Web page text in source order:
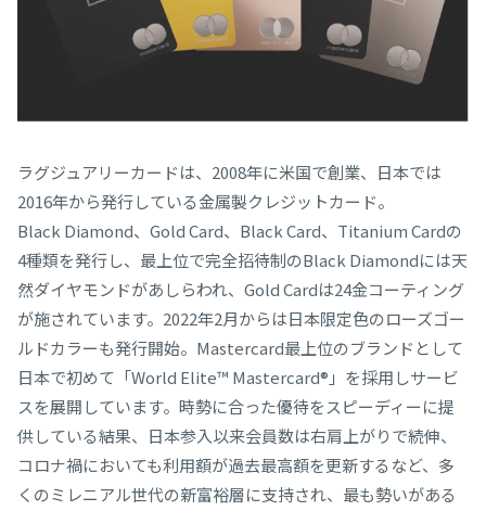
ラグジュアリーカードは、2008年に米国で創業、日本では
2016年から発行している金属製クレジットカード。
Black Diamond、Gold Card、Black Card、Titanium Cardの
4種類を発行し、最上位で完全招待制のBlack Diamondには天
然ダイヤモンドがあしらわれ、Gold Cardは24金コーティング
が施されています。2022年2月からは日本限定色のローズゴー
ルドカラーも発行開始。Mastercard最上位のブランドとして
日本で初めて「World Elite™ Mastercard®」を採用しサービ
スを展開しています。時勢に合った優待をスピーディーに提
供している結果、日本参入以来会員数は右肩上がりで続伸、
コロナ禍においても利用額が過去最高額を更新するなど、多
くのミレニアル世代の新富裕層に支持され、最も勢いがある